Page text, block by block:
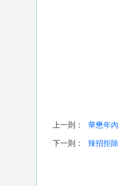
上一則： 華懋年
下一則： 辣招拒